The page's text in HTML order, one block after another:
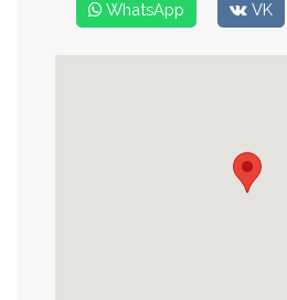
WhatsApp VK